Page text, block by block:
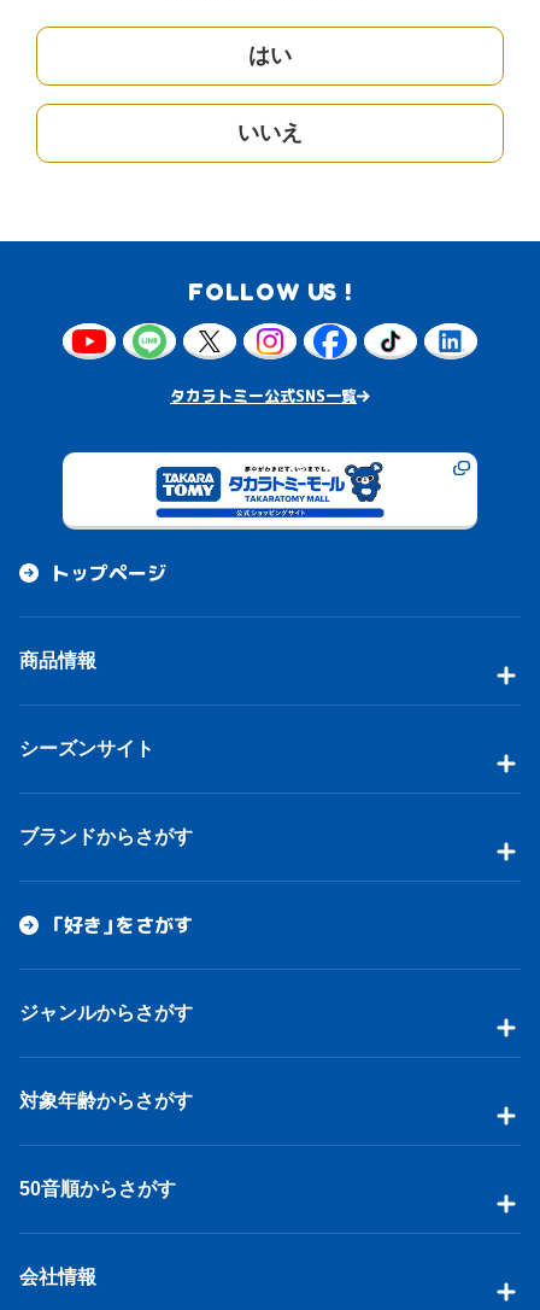
はい
いいえ
FOLLOW US !
タカラトミー公式SNS一覧
トップページ
商品情報
シーズンサイト
ブランドからさがす
「好き」をさがす
ジャンルからさがす
対象年齢からさがす
50音順からさがす
会社情報